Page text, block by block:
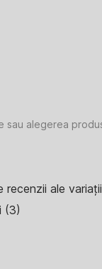
sau alegerea
ale
(3)